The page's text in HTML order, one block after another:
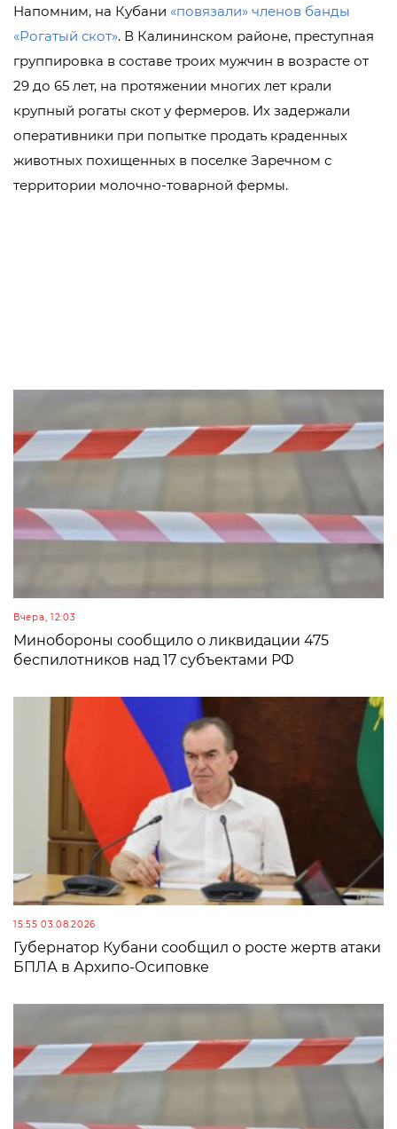
Напомним, на Кубани «повязали» членов банды
«Рогатый скот». В Калининском районе, преступная
группировка в составе троих мужчин в возрасте от
29 до 65 лет, на протяжении многих лет крали
крупный рогаты скот у фермеров. Их задержали
оперативники при попытке продать краденных
животных похищенных в поселке Заречном с
территории молочно-товарной фермы.
Вчера, 12:03
Минобороны сообщило о ликвидации 475
беспилотников над 17 субъектами РФ
15:55 03.08.2026
Губернатор Кубани сообщил о росте жертв атаки
БПЛА в Архипо-Осиповке